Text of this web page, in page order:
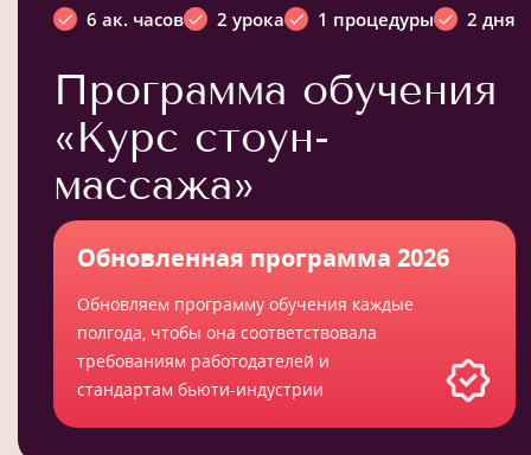
6 ак. часов 2 урока 1 процедуры 2 дня
Программа обучения
«Курс стоун-
массажа»
Обновленная программа 2026
Обновляем программу обучения каждые
полгода, чтобы она соответствовала
требованиям работодателей и
стандартам бьюти-индустрии